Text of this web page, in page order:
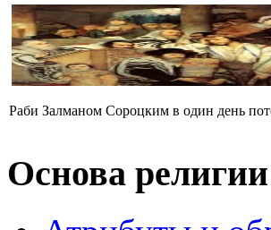
Раби Залманом Сороцким в один день
Основа религии